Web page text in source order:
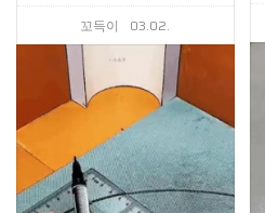
꼬득이 03.02.